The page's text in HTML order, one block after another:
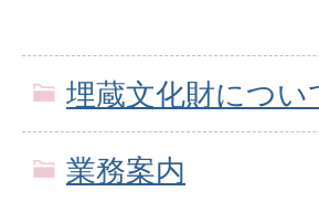
埋蔵文化財につい
業務案内